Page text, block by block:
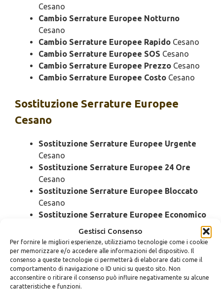
Gestisci Consenso
Per fornire le migliori esperienze, utilizziamo tecnologie come i cookie
per memorizzare e/o accedere alle informazioni del dispositivo. Il
consenso a queste tecnologie ci permetterà di elaborare dati come il
comportamento di navigazione o ID unici su questo sito. Non
acconsentire o ritirare il consenso può influire negativamente su alcune
caratteristiche e funzioni.
Cesano
Cambio Serrature Europee Notturno
Cesano
Cambio Serrature Europee Rapido Cesano
Cambio Serrature Europee SOS Cesano
Cambio Serrature Europee Prezzo Cesano
Cambio Serrature Europee Costo Cesano
Sostituzione Serrature Europee
Cesano
Sostituzione Serrature Europee Urgente
Cesano
Sostituzione Serrature Europee 24 Ore
Cesano
Sostituzione Serrature Europee Bloccato
Cesano
Sostituzione Serrature Europee Economico
Sostituzione Serrature Europee Domenica
Cesano
Sostituzione Serrature Europee Notturno
Cesano
Sostituzione Serrature Europee Rapido